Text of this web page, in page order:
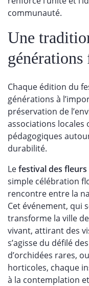
communauté.
Une
générations
Chaque édition du
générations à
préservation de
associations locales
pédagogiques
durabilité.
Lefestival des fleurs
simple célébration
rencontre entre la
Cet événement, qui
transforme la ville
vivant, attirant des
s’agisse du défilé
d’orchidées rares,
horticoles, chaque
à la contemplation